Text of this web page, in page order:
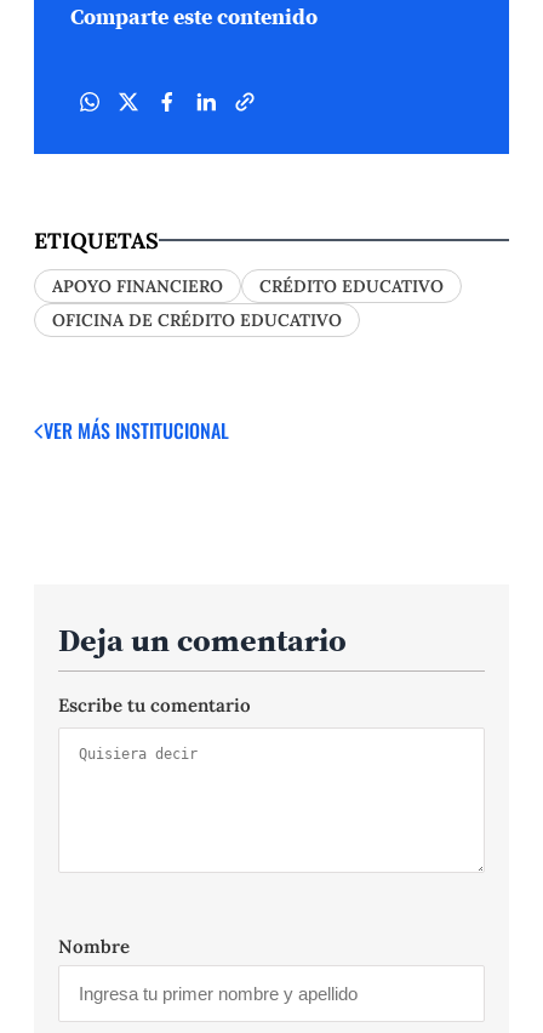
Comparte este contenido
ETIQUETAS
APOYO FINANCIERO
CRÉDITO EDUCATIVO
OFICINA DE CRÉDITO EDUCATIVO
VER MÁS INSTITUCIONAL
Deja un comentario
Escribe tu comentario
Nombre